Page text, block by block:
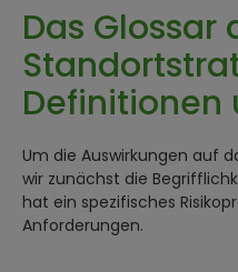
Das Glossar
Definitionen
Um die Auswirkungen auf
wir zunächst die
hat ein spezifisches
Anforderungen.